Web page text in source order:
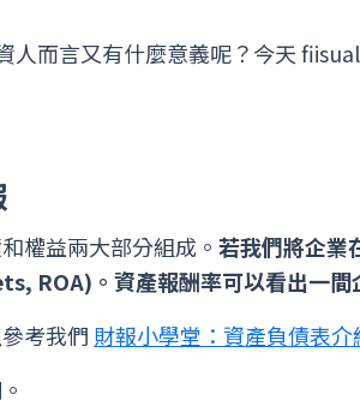
人而言又有什麼意義呢？今天
權益兩大部分組成。若我們將企業
ROA)。資產報酬率可以看出一間
考我們 財報小學堂：資產負債表介